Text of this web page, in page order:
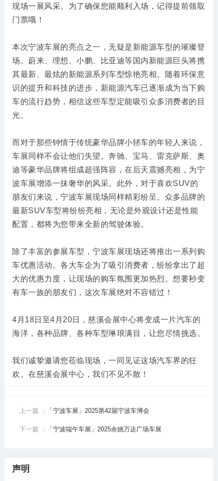
现场一展风采。为了确保您能顺利入场，记得提前领取
门票哦！
本次宁波车展的亮点之一，无疑是新能源车型的璀璨登
场。蔚来、理想、小鹏、比亚迪等国内新能源巨头将携
其最新、最炫的新能源系列车型惊艳亮相。随着环保意
识的提升和科技的进步，新能源汽车已逐渐成为当下购
车的流行趋势，相信这些车型定能吸引众多消费者的目
光。
而对于那些钟情于传统豪华品牌小轿车的年轻人来说，
车展同样不会让他们失望。奔驰、宝马、雷克萨斯、奥
迪等豪华品牌将组成超强阵容，在后天震撼亮相，为宁
波车展增添一抹奢华的风采。此外，对于喜欢SUV的
朋友们来说，宁波车展现场同样精彩纷呈。众多品牌的
最新SUV车型将纷纷亮相，无论是外观设计还是性能
配置，都将为您带来全新的驾驶体验。
除了丰富的参展车型，宁波车展现场还将推出一系列购
车优惠活动。各大车企为了吸引消费者，纷纷拿出了超
大的优惠力度，让现场的购车氛围更加热烈。想要秒变
有车一族的朋友们，这次车展绝对不容错过！
4月18日至4月20日，慈溪会展中心将变成一片汽车的
海洋，各种品牌、各种车型琳琅满目，让您尽情挑选。
我们诚挚邀请您莅临现场，一同见证这场汽车界的狂
欢。在慈溪会展中心，我们不见不散！
上一篇 ： 「宁波车展」2025第42届宁波车博会
下一篇 ： 「宁波端午车展」2025余姚万达广场车展
声明